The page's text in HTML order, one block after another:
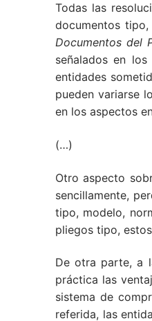
Todas las
documentos
Documentos del
señalados en
entidades
pueden variarse
en los aspectos
(…)
Otro aspecto
sencillamente,
tipo, modelo,
pliegos tipo,
De otra parte, a
práctica las
sistema de
referida, las